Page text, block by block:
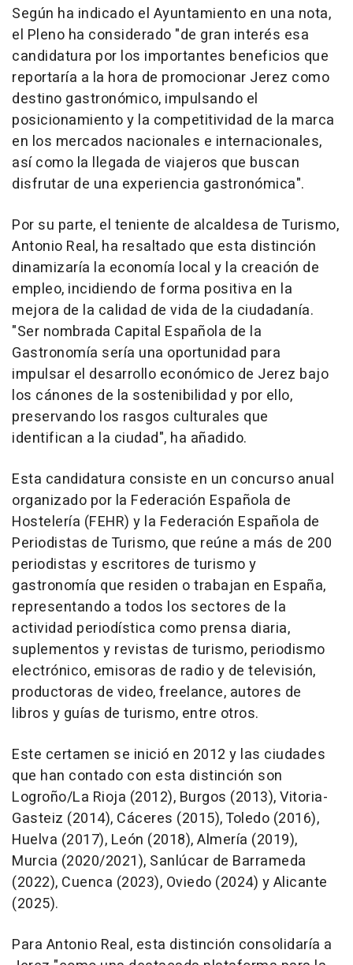
Según ha indicado el Ayuntamiento en una nota,
el Pleno ha considerado "de gran interés esa
candidatura por los importantes beneficios que
reportaría a la hora de promocionar Jerez como
destino gastronómico, impulsando el
posicionamiento y la competitividad de la marca
en los mercados nacionales e internacionales,
así como la llegada de viajeros que buscan
disfrutar de una experiencia gastronómica".
Por su parte, el teniente de alcaldesa de Turismo,
Antonio Real, ha resaltado que esta distinción
dinamizaría la economía local y la creación de
empleo, incidiendo de forma positiva en la
mejora de la calidad de vida de la ciudadanía.
"Ser nombrada Capital Española de la
Gastronomía sería una oportunidad para
impulsar el desarrollo económico de Jerez bajo
los cánones de la sostenibilidad y por ello,
preservando los rasgos culturales que
identifican a la ciudad", ha añadido.
Esta candidatura consiste en un concurso anual
organizado por la Federación Española de
Hostelería (FEHR) y la Federación Española de
Periodistas de Turismo, que reúne a más de 200
periodistas y escritores de turismo y
gastronomía que residen o trabajan en España,
representando a todos los sectores de la
actividad periodística como prensa diaria,
suplementos y revistas de turismo, periodismo
electrónico, emisoras de radio y de televisión,
productoras de video, freelance, autores de
libros y guías de turismo, entre otros.
Este certamen se inició en 2012 y las ciudades
que han contado con esta distinción son
Logroño/La Rioja (2012), Burgos (2013), Vitoria-
Gasteiz (2014), Cáceres (2015), Toledo (2016),
Huelva (2017), León (2018), Almería (2019),
Murcia (2020/2021), Sanlúcar de Barrameda
(2022), Cuenca (2023), Oviedo (2024) y Alicante
(2025).
Para Antonio Real, esta distinción consolidaría a